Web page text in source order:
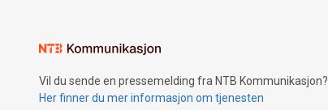
Vil du sende en pressemelding fra NTB Kommunikasjon?
Her finner du mer informasjon om tjenesten